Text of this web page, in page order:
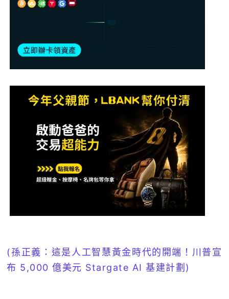
(孫正義：這是人工智慧黃金時代的開端！川普宣
布 5,000 億美元 Stargate AI 基建計劃)